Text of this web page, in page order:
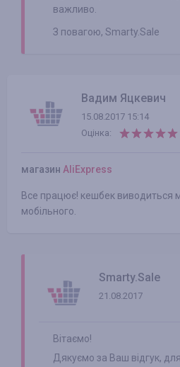
важливо.
З повагою, Smarty.Sale
Вадим Яцкевич
15.08.2017 15:14
Оцінка:
магазин AliExpress
Все працює! кешбек виводиться
мобільного.
Smarty.Sale
21.08.2017
Вітаємо!
Дякуємо за Ваш відгук,